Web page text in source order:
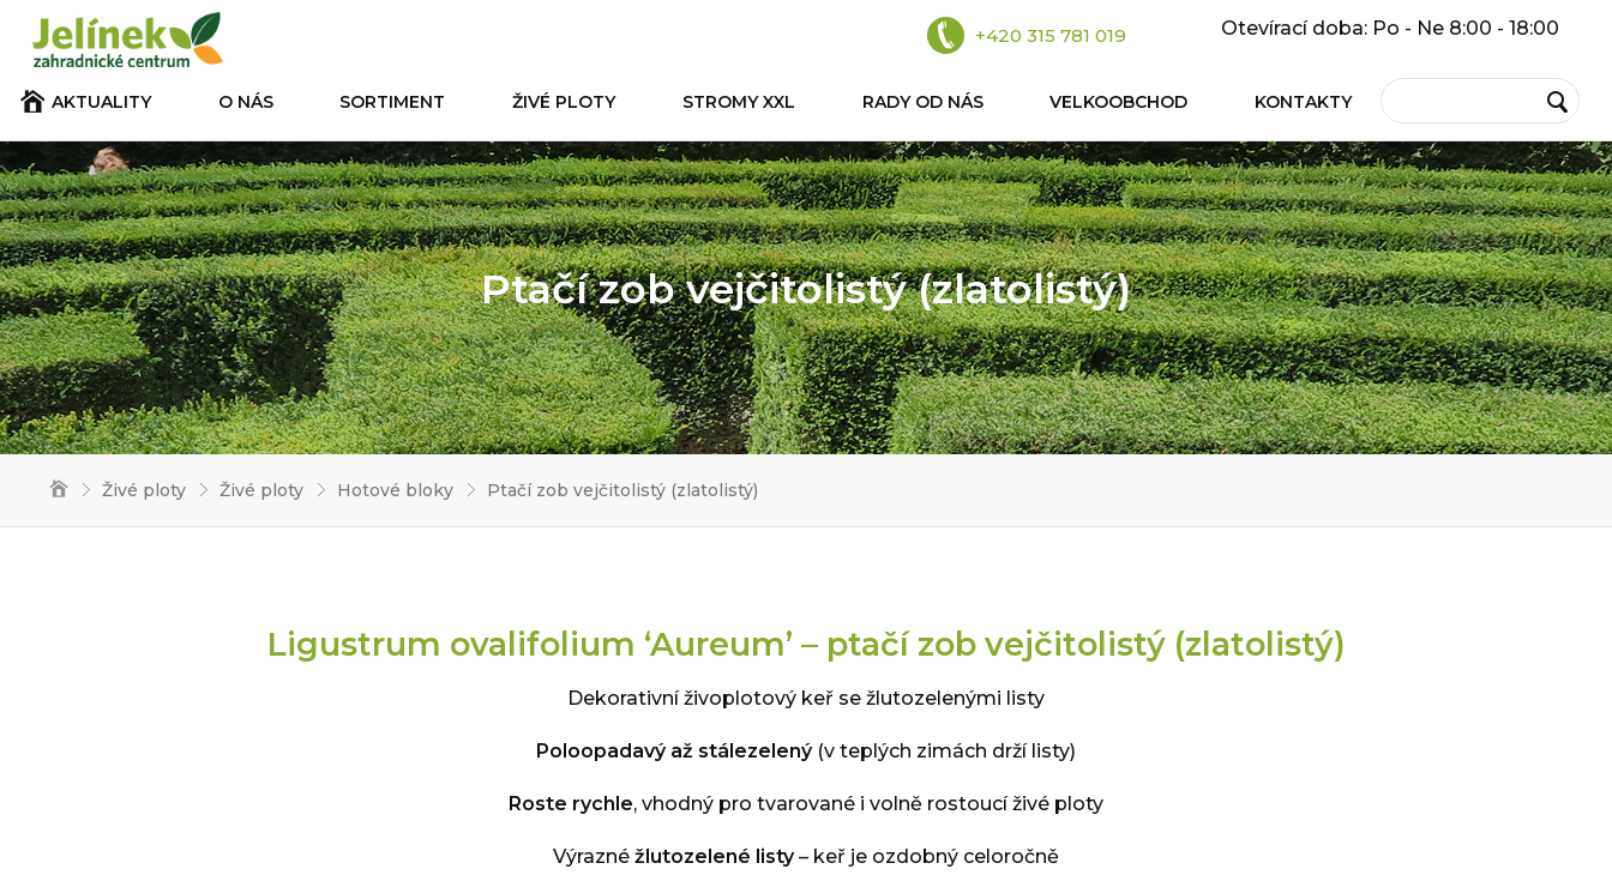
AKTUALITY O NÁS SORTIMENT ŽIVÉ PLOTY STROMY XXL RADY OD NÁS VELKOOBCHOD KONTAKTY
+420 315 781 019 Otevírací doba: Po - Ne 8:00 - 18:00
Ptačí zob vejčitolistý (zlatolistý)
Živé ploty Živé ploty Hotové bloky Ptačí zob vejčitolistý (zlatolistý)
Ligustrum ovalifolium ‘Aureum’ – ptačí zob vejčitolistý (zlatolistý)
Dekorativní živoplotový keř se žlutozelenými listy
Poloopadavý až stálezelený(v teplých zimách drží listy)
Roste rychle, vhodný pro tvarované i volně rostoucí živé ploty
Výrazné žlutozelené listy– keř je ozdobný celoročně